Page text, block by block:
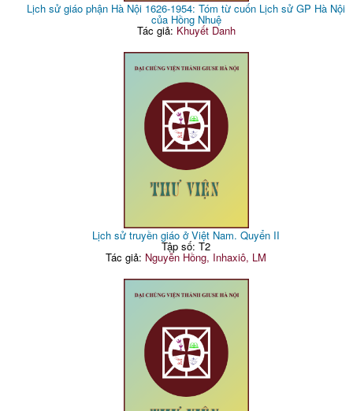
Lịch sử giáo phận Hà Nội 1626-1954: Tóm từ cuốn Lịch sử GP Hà Nội
của Hồng Nhuệ
Tác giả: Khuyết Danh
Lịch sử truyền giáo ở Việt Nam. Quyển II
Tập số: T2
Tác giả: Nguyễn Hồng, Inhaxiô, LM